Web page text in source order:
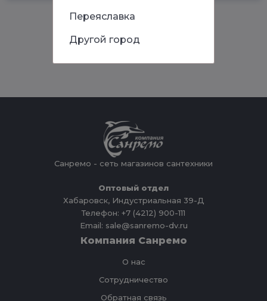
Санремо - сеть магазинов сантехники
Оптовый отдел
Хабаровск, Индустриальная 39-Д
Телефон: +7 (4212) 900-111
Email: sale@sanremo-dv.ru
Компания Санремо
О нас
Сотрудничество
Обратная связь
Переяславка
Другой город